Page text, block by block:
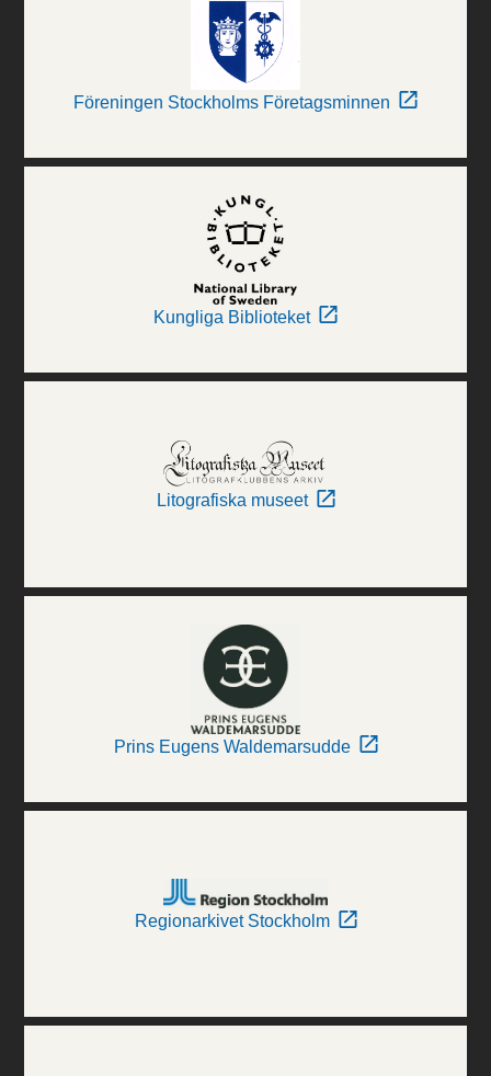
Föreningen Stockholms Företagsminnen
Kungliga Biblioteket
Litografiska museet
Prins Eugens Waldemarsudde
Regionarkivet Stockholm